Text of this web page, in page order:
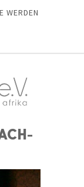
WERDEN